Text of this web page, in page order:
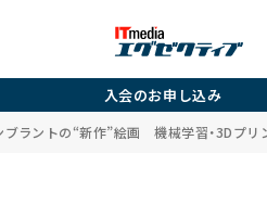
入会のお申し込み
ブラントの“新作”絵画 機械学習・3Dプリ